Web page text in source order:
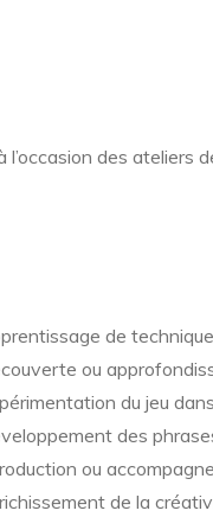
à l’occasion des
de
ou
du jeu
des
ou
de la